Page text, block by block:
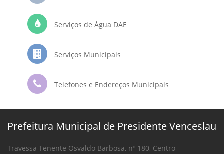
Serviços de Água DAE
Serviços Municipais
Telefones e Endereços Municipais
Prefeitura Municipal de Presidente Venceslau
Travessa Tenente Osvaldo Barbosa, nº 180, Centro